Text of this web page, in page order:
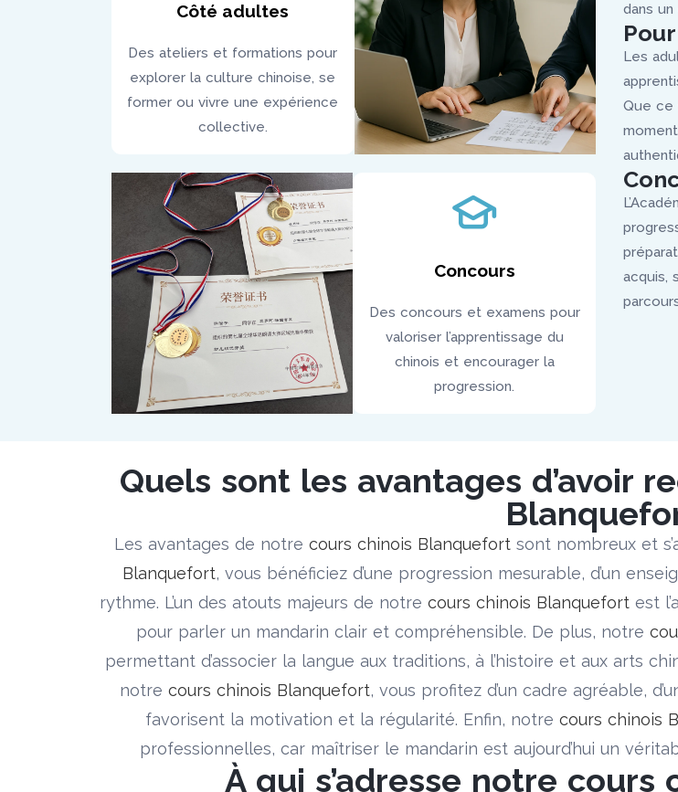
Côté adultes
Des ateliers et formations pour
explorer la culture chinoise, se
former ou vivre une expérience
collective.
Concours
Des concours et examens pour
valoriser l’apprentissage du
chinois et encourager la
progression.
dans
Les
Que ce
acquis,
Quels sont les avantages d’avoir
Les avantages de notre cours chinois Blanquefort sont nombreux et
Blanquefort, vous bénéficiez d’une progression mesurable, d’un
rythme. L’un des atouts majeurs de notre cours chinois Blanquefort est
pour parler un mandarin clair et compréhensible. De plus, notre
permettant d’associer la langue aux traditions, à l’histoire et aux arts
notre cours chinois Blanquefort, vous profitez d’un cadre agréable,
favorisent la motivation et la régularité. Enfin, notre cours chinois
professionnelles, car maîtriser le mandarin est aujourd’hui un
À qui s’adresse notre